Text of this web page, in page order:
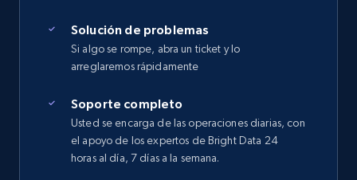
Solución de problemas
Si algo se rompe, abra un ticket y lo
arreglaremos rápidamente
Soporte completo
Usted se encarga de las operaciones diarias, con
el apoyo de los expertos de Bright Data 24
horas al día, 7 días a la semana.